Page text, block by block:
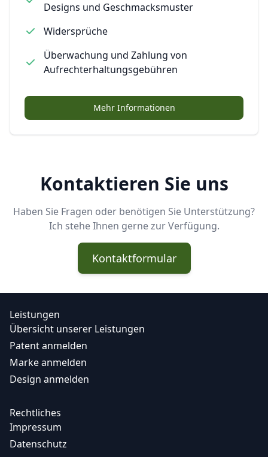
Designs und Geschmacksmuster
Widersprüche
Überwachung und Zahlung von
Aufrechterhaltungsgebühren
Mehr Informationen
Kontaktieren Sie uns
Haben Sie Fragen oder benötigen Sie Unterstützung?
Ich stehe Ihnen gerne zur Verfügung.
Kontaktformular
Leistungen
Übersicht unserer Leistungen
Patent anmelden
Marke anmelden
Design anmelden
Rechtliches
Impressum
Datenschutz